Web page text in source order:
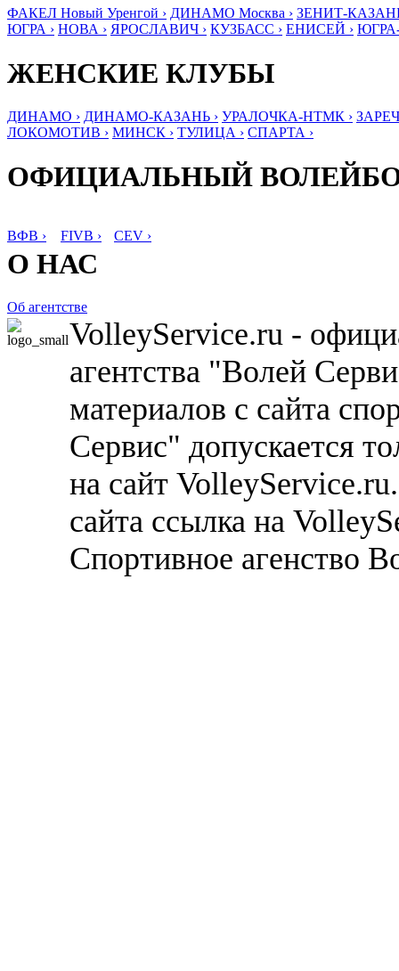
ФАКЕЛ Новый Уренгой › ДИНАМО Москва › ЗЕНИТ-
ЮГРА › НОВА › ЯРОСЛАВИЧ › КУЗБАСС › ЕНИСЕЙ ›
ЖЕНСКИЕ КЛУБЫ
ДИНАМО › ДИНАМО-КАЗАНЬ › УРАЛОЧКА-НТМК ›
ЛОКОМОТИВ › МИНСК › ТУЛИЦА › СПАРТА ›
ОФИЦИАЛЬНЫЙ
ВФВ › FIVB › CEV ›
О НАС
Об агентстве
VolleyService.ru -
агентства "Волей
материалов с сайта
Сервис" допускается
на сайт
сайта ссылка на
Спортивное агенство